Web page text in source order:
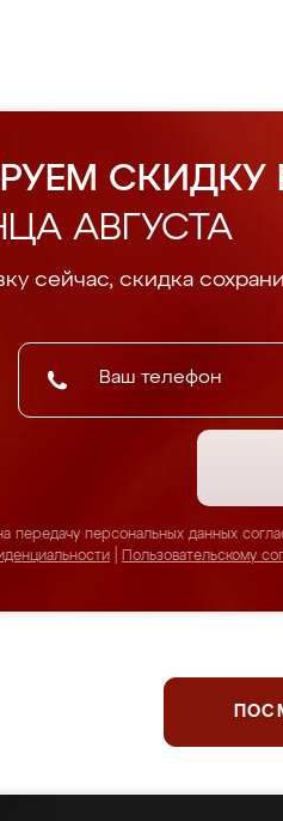
СКИДКУ
АВГУСТА
сейчас, скидка
передачу персональных данных
Пользовательскому